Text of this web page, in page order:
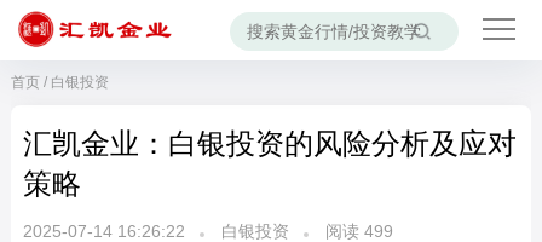
首页/ 白银投资
汇凯金业：白银投资的风险分析及应对
策略
2025-07-14 16:26:22 白银投资 阅读 499